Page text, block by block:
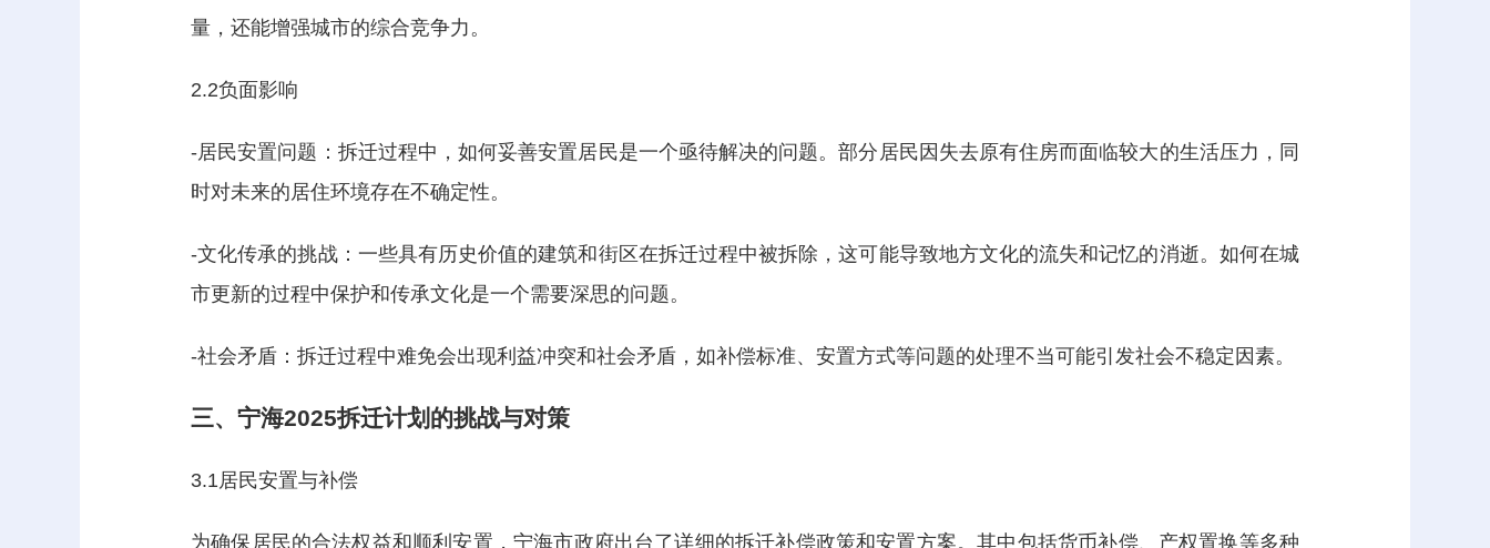
量，还能增强城市的综合竞争力。
2.2负面影响
-居民安置问题：拆迁过程中，如何妥善安置居民是一个亟待解决的问题。部分居民因失去原有住房而面临较大的生活压力，同
时对未来的居住环境存在不确定性。
-文化传承的挑战：一些具有历史价值的建筑和街区在拆迁过程中被拆除，这可能导致地方文化的流失和记忆的消逝。如何在城
市更新的过程中保护和传承文化是一个需要深思的问题。
-社会矛盾：拆迁过程中难免会出现利益冲突和社会矛盾，如补偿标准、安置方式等问题的处理不当可能引发社会不稳定因素。
三、宁海2025拆迁计划的挑战与对策
3.1居民安置与补偿
为确保居民的合法权益和顺利安置，宁海市政府出台了详细的拆迁补偿政策和安置方案。其中包括货币补偿、产权置换等多种